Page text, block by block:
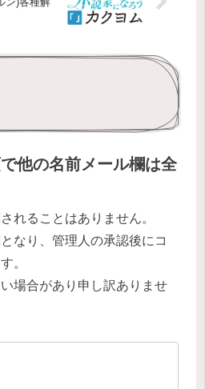
他の名前メール欄は全
れることはありません。
なり、管理人の承認後にコ
。
場合があり申し訳ありませ